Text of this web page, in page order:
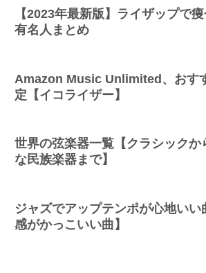
【2023年最新版】ライザップで
有名人まとめ
Amazon Music Unlimited、おす
定【イコライザー】
世界の弦楽器一覧【クラシックか
な民族楽器まで】
ジャズでアップテンポが心地いい
感がかっこいい曲】